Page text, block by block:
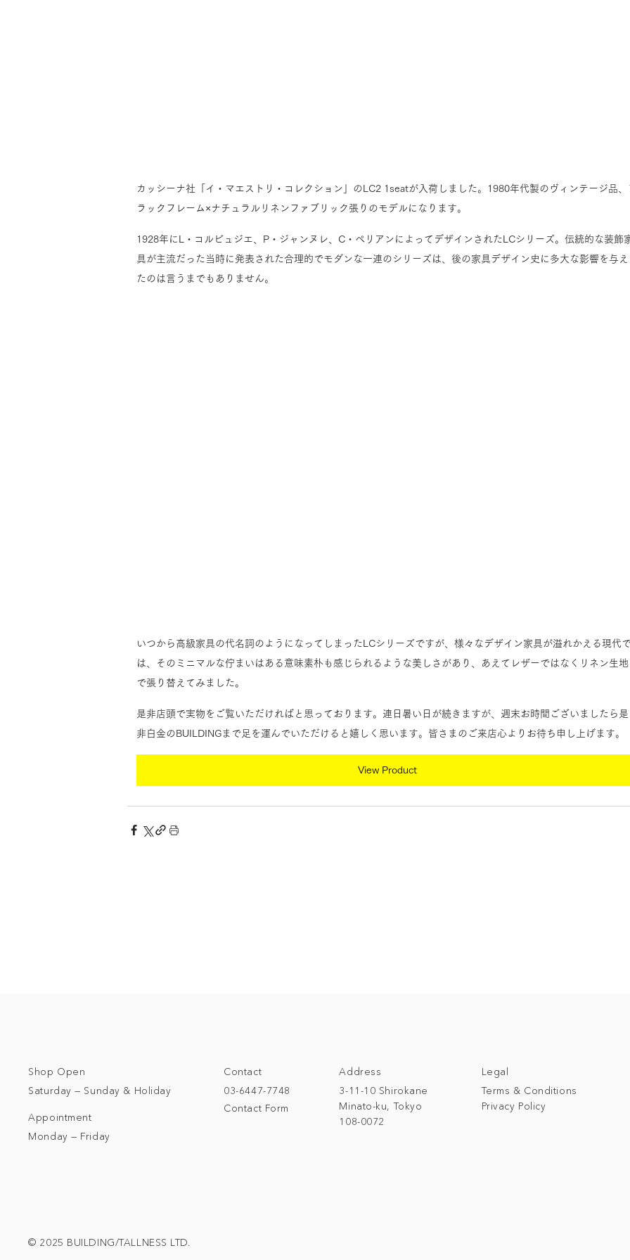
カッシーナ社「イ・マエストリ・コレクション」のLC2 1seatが入荷しました。1980年代製のヴィンテージ品、
ラックフレーム×ナチュラルリネンファブリック張りのモデルになります。
1928年にL・コルビュジエ、P・ジャンヌレ、C・ペリアンによってデザインされたLCシリーズ。伝統的な装飾
具が主流だった当時に発表された合理的でモダンな一連のシリーズは、後の家具デザイン史に多大な影響を与え
たのは言うまでもありません。
いつから高級家具の代名詞のようになってしまったLCシリーズですが、様々なデザイン家具が溢れかえる現代
は、そのミニマルな佇まいはある意味素朴も感じられるような美しさがあり、あえてレザーではなくリネン生地
で張り替えてみました。
是非店頭で実物をご覧いただければと思っております。連日暑い日が続きますが、週末お時間ございましたら是
非白金のBUILDINGまで足を運んでいただけると嬉しく思います。皆さまのご来店心よりお待ち申し上げます。
View Product
Address
3-11-10 Shirokane
Minato-ku, Tokyo
108-0072
© 2025 BUILDING/TALLNESS LTD.
Contact
03-6447-7748
Contact Form
Shop Open
Saturday — Sunday & Holiday
Appointment
Monday — Friday
Legal
Terms & Conditions
Privacy Policy